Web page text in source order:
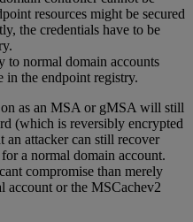
resources might be secured
the credentials have to be
normal domain accounts
in the endpoint registry.
on as an MSA or gMSA will still
(which is reversibly encrypted
an attacker can still recover
a normal domain account.
compromise than merely
or the MSCachev2